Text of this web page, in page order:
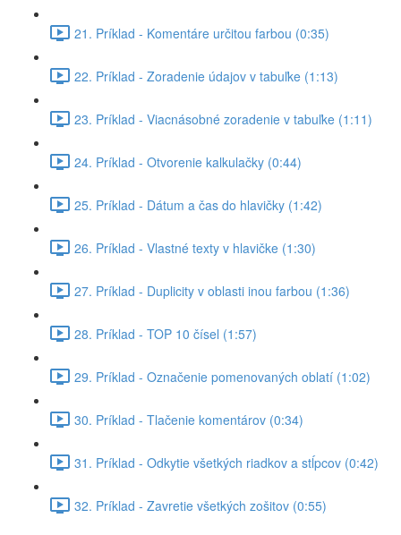
21. Príklad - Komentáre určitou farbou (0:35)
22. Príklad - Zoradenie údajov v tabuľke (1:13)
23. Príklad - Viacnásobné zoradenie v tabuľke (1:11)
24. Príklad - Otvorenie kalkulačky (0:44)
25. Príklad - Dátum a čas do hlavičky (1:42)
26. Príklad - Vlastné texty v hlavičke (1:30)
27. Príklad - Duplicity v oblasti inou farbou (1:36)
28. Príklad - TOP 10 čísel (1:57)
29. Príklad - Označenie pomenovaných oblatí (1:02)
30. Príklad - Tlačenie komentárov (0:34)
31. Príklad - Odkytie všetkých riadkov a stĺpcov (0:42)
32. Príklad - Zavretie všetkých zošitov (0:55)